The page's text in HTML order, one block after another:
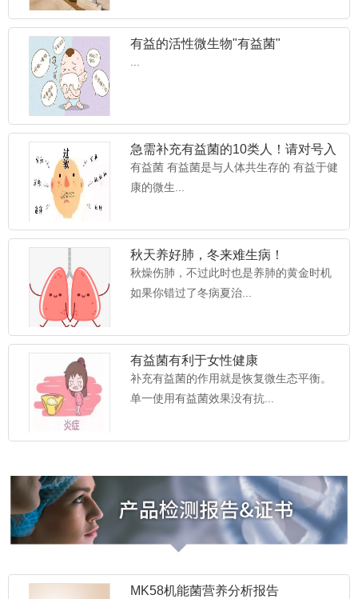
有益的活性微生物"有益菌"
...
急需补充有益菌的10类人！请对号入
座~
有益菌 有益菌是与人体共生存的 有益于健
康的微生...
秋天养好肺，冬来难生病！
秋燥伤肺，不过此时也是养肺的黄金时机
如果你错过了冬病夏治...
有益菌有利于女性健康
补充有益菌的作用就是恢复微生态平衡。
单一使用有益菌效果没有抗...
MK58机能菌营养分析报告